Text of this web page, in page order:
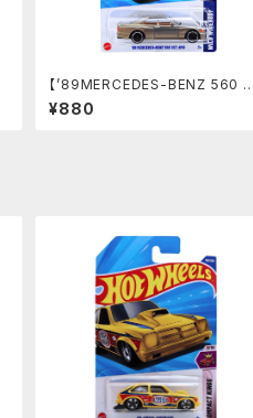
【’89MERCEDES-BENZ 560 S
EC AMG】シルバーゴールド
¥880